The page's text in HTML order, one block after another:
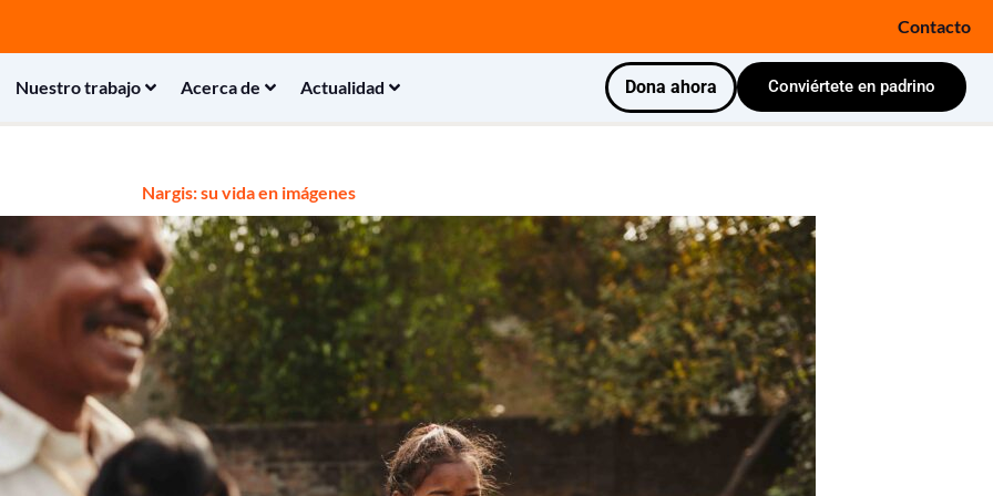
Contacto
Nuestro trabajo Acerca de Actualidad Dona ahora Conviértete en padrino
Nargis: su vida en imágenes